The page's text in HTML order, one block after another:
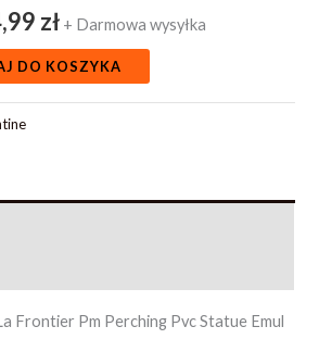
zł + Darmowa wysyłka
DO KOSZYKA
Frontier Pm Perching Pvc Statue Emul